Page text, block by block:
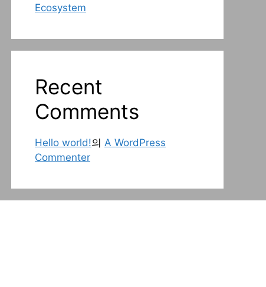
Ecosystem
Recent
Comments
Hello world!의 A WordPress
Commenter